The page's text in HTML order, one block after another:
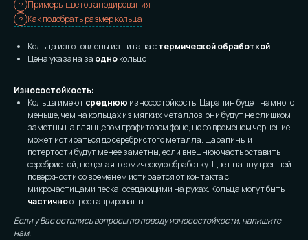
Примеры цветов анодирования
Как подобрать размер кольца
Кольца изготовлены из титана стермической обработкой
Цена указана за однокольцо
Износостойкость:
Кольца имеютсреднюю износостойкость. Царапин будет намного
меньше, чем на кольцах из мягких металлов, они будут не слишком
заметны на глянцевом графитовом фоне, но со временем чернение
может истираться до серебристого металла. Царапины и
потёртости будут менее заметны, если внешнюю часть оставить
серебристой, не делая термическую обработку. Цвет на внутренней
поверхности со временем истирается от контакта с
микрочастицами песка, оседающими на руках. Кольца могут быть
частичноотреставрированы.
Если у Вас остались вопросы по поводу износостойкости, напишите
нам.